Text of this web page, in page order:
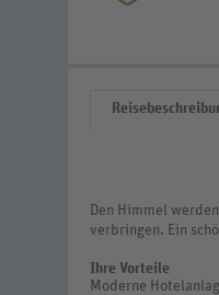
Den Himmel
verbringen. Ein
Ihre Vorteile
Moderne